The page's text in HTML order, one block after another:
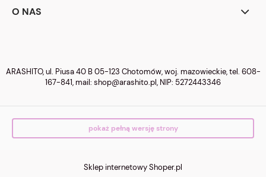
O NAS
ARASHITO, ul. Piusa 40 B 05-123 Chotomów, woj. mazowieckie, tel. 608-
167-841, mail: shop@arashito.pl, NIP: 5272443346
pokaż pełną wersję strony
Sklep internetowy Shoper.pl